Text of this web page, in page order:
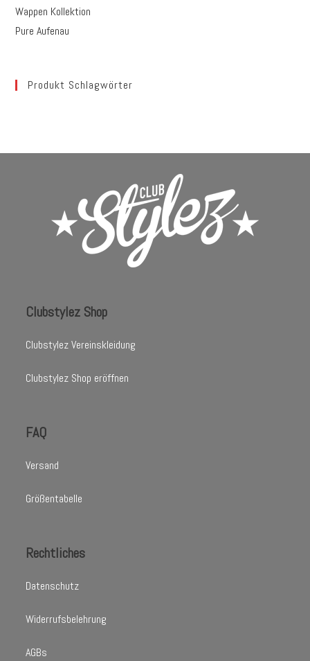
Wappen Kollektion
Pure Aufenau
Produkt Schlagwörter
Clubstylez Shop
Clubstylez Vereinskleidung
Clubstylez Shop eröffnen
FAQ
Versand
Größentabelle
Rechtliches
Datenschutz
Widerrufsbelehrung
AGBs